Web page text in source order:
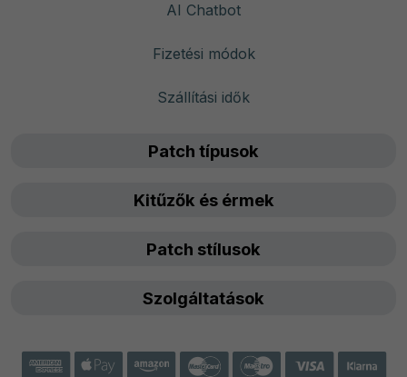
AI Chatbot
Fizetési módok
Szállítási idők
Patch típusok
Kitűzők és érmek
Patch stílusok
Szolgáltatások